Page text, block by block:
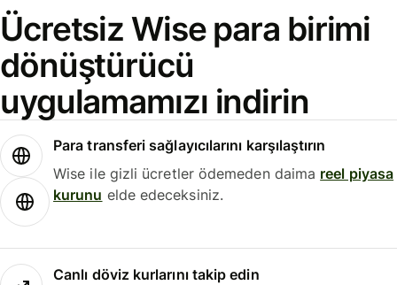
Ücretsiz Wise para birimi
dönüştürücü
uygulamamızı indirin
Para transferi sağlayıcılarını karşılaştırın
Wise ile gizli ücretler ödemeden daima reel piyasa
kurunu elde edeceksiniz.
Canlı döviz kurlarını takip edin